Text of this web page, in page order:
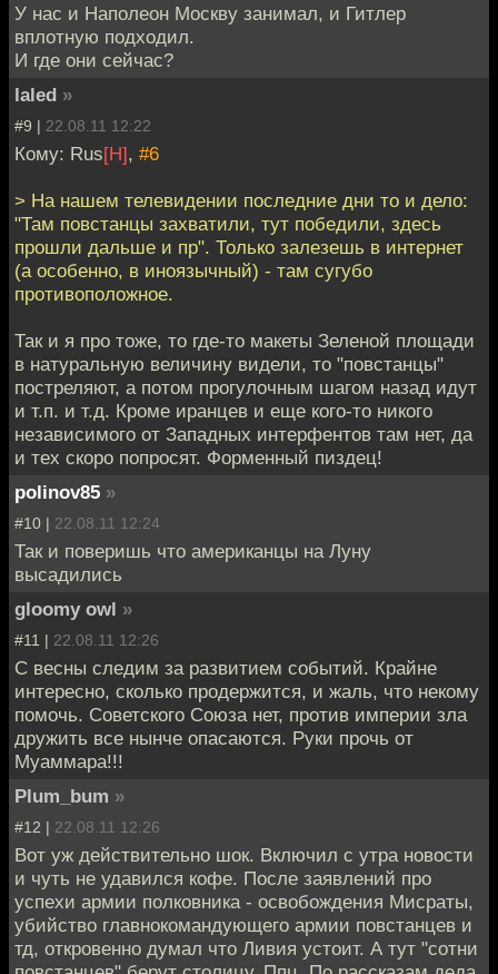
У нас и Наполеон Москву занимал, и Гитлер
вплотную подходил.
И где они сейчас?
laled »
#9 | 22.08.11 12:22
Кому: Rus[H], #6
> На нашем телевидении последние дни то и дело:
"Там повстанцы захватили, тут победили, здесь
прошли дальше и пр". Только залезешь в интернет
(а особенно, в иноязычный) - там сугубо
противоположное.
Так и я про тоже, то где-то макеты Зеленой площади
в натуральную величину видели, то "повстанцы"
постреляют, а потом прогулочным шагом назад идут
и т.п. и т.д. Кроме иранцев и еще кого-то никого
независимого от Западных интерфентов там нет, да
и тех скоро попросят. Форменный пиздец!
polinov85 »
#10 | 22.08.11 12:24
Так и поверишь что американцы на Луну
высадились
gloomy owl »
#11 | 22.08.11 12:26
С весны следим за развитием событий. Крайне
интересно, сколько продержится, и жаль, что некому
помочь. Советского Союза нет, против империи зла
дружить все нынче опасаются. Руки прочь от
Муаммара!!!
Plum_bum »
#12 | 22.08.11 12:26
Вот уж действительно шок. Включил с утра новости
и чуть не удавился кофе. После заявлений про
успехи армии полковника - освобождения Мисраты,
убийство главнокомандующего армии повстанцев и
тд, откровенно думал что Ливия устоит. А тут "сотни